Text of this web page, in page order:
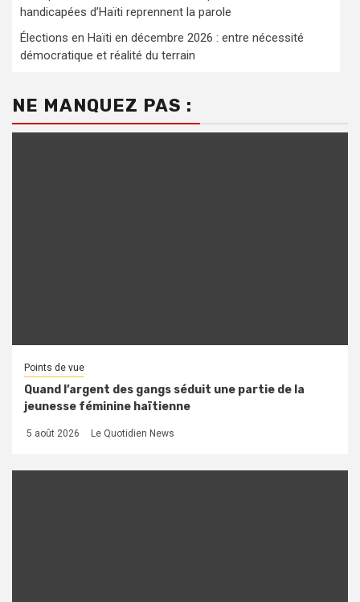
handicapées d’Haïti reprennent la parole
Élections en Haïti en décembre 2026 : entre nécessité
démocratique et réalité du terrain
NE MANQUEZ PAS :
Points de vue
Quand l’argent des gangs séduit une partie de la
jeunesse féminine haïtienne
5 août 2026 Le Quotidien News